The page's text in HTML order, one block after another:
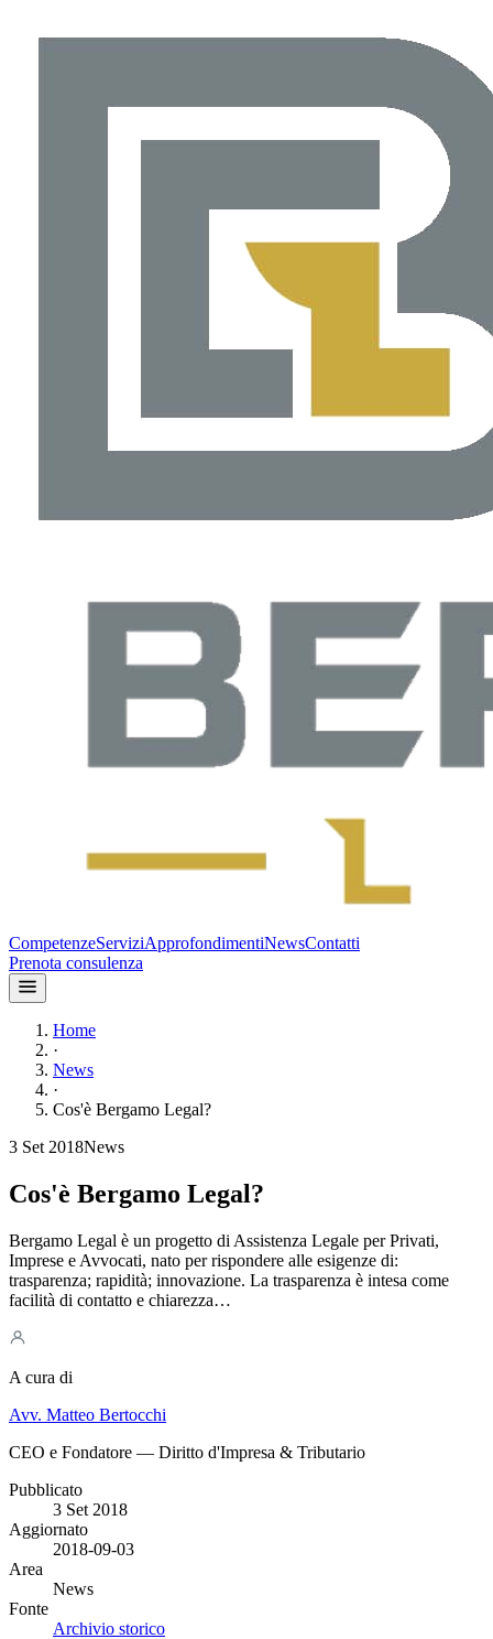
CompetenzeServiziApprofondimentiNewsContatti
Prenota consulenza
Home
·
News
·
Cos'è Bergamo Legal?
3 Set 2018News
Cos'è Bergamo Legal?
Bergamo Legal è un progetto di Assistenza Legale per Privati,
Imprese e Avvocati, nato per rispondere alle esigenze di:
trasparenza; rapidità; innovazione. La trasparenza è intesa come
facilità di contatto e chiarezza…
A cura di
Avv. Matteo Bertocchi
CEO e Fondatore — Diritto d'Impresa & Tributario
Pubblicato
3 Set 2018
Aggiornato
2018-09-03
Area
News
Fonte
Archivio storico